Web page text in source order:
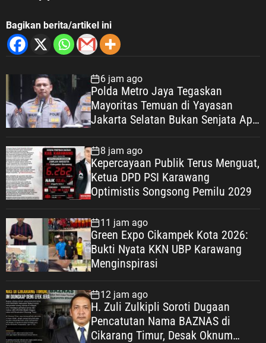
Bagikan berita/artikel ini
6 jam ago
Polda Metro Jaya Tegaskan
Mayoritas Temuan di Yayasan
Jakarta Selatan Bukan Senjata Api,
8 jam ago
Kepercayaan Publik Terus Menguat,
Ketua DPD PSI Karawang
Optimistis Songsong Pemilu 2029
11 jam ago
Green Expo Cikampek Kota 2026:
Bukti Nyata KKN UBP Karawang
Menginspirasi
12 jam ago
H. Zuli Zulkipli Soroti Dugaan
Pencatutan Nama BAZNAS di
Cikarang Timur, Desak Oknum